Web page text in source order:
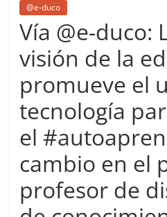
del
Learn
more.
Do
more.
more.
@e-duco
Vía @e-duco:
visión de la
promueve el
tecnología
el
cambio en el
profesor de